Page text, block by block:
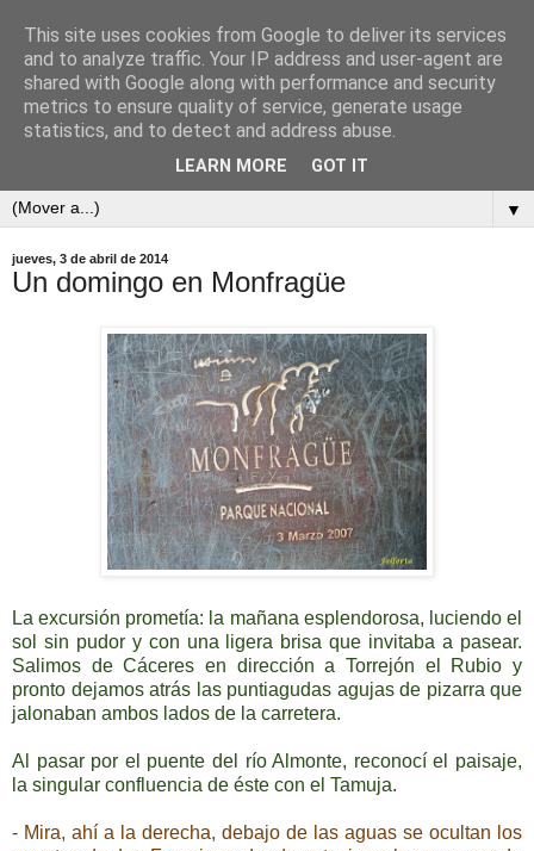
▼
jueves, 3 de abril de 2014
Un domingo en Monfragüe
La excursión prometía: la mañana esplendorosa, luciendo el
sol sin pudor y con una ligera brisa que invitaba a pasear.
Salimos de Cáceres en dirección a Torrejón el Rubio y
pronto dejamos atrás las puntiagudas agujas de pizarra que
jalonaban ambos lados de la carretera.
Al pasar por el puente del río Almonte, reconocí el paisaje,
la singular confluencia de éste con el Tamuja.
- Mira, ahí a la derecha, debajo de las aguas se ocultan los
This site uses cookies from Google to deliver its services
and to analyze traffic. Your IP address and user-agent are
shared with Google along with performance and security
metrics to ensure quality of service, generate usage
statistics, and to detect and address abuse.
LEARN MORE GOT IT